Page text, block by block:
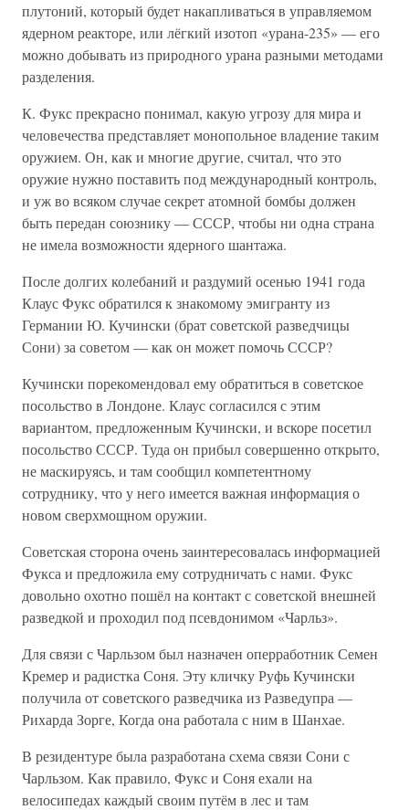
плутоний, который будет накапливаться в управляемом
ядерном реакторе, или лёгкий изотоп «урана-235» — его
можно добывать из природного урана разными методами
разделения.
К. Фукс прекрасно понимал, какую угрозу для мира и
человечества представляет монопольное владение таким
оружием. Он, как и многие другие, считал, что это
оружие нужно поставить под международный контроль,
и уж во всяком случае секрет атомной бомбы должен
быть передан союзнику — СССР, чтобы ни одна страна
не имела возможности ядерного шантажа.
После долгих колебаний и раздумий осенью 1941 года
Клаус Фукс обратился к знакомому эмигранту из
Германии Ю. Кучински (брат советской разведчицы
Сони) за советом — как он может помочь СССР?
Кучински порекомендовал ему обратиться в советское
посольство в Лондоне. Клаус согласился с этим
вариантом, предложенным Кучински, и вскоре посетил
посольство СССР. Туда он прибыл совершенно открыто,
не маскируясь, и там сообщил компетентному
сотруднику, что у него имеется важная информация о
новом сверхмощном оружии.
Советская сторона очень заинтересовалась информацией
Фукса и предложила ему сотрудничать с нами. Фукс
довольно охотно пошёл на контакт с советской внешней
разведкой и проходил под псевдонимом «Чарльз».
Для связи с Чарльзом был назначен оперработник Семен
Кремер и радистка Соня. Эту кличку Руфь Кучински
получила от советского разведчика из Разведупра —
Рихарда Зорге, Когда она работала с ним в Шанхае.
В резидентуре была разработана схема связи Сони с
Чарльзом. Как правило, Фукс и Соня ехали на
велосипедах каждый своим путём в лес и там